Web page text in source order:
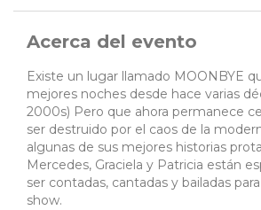
Acerca del evento
Existe un lugar llamado MOONBYE
mejores noches desde hace varias
2000s) Pero que ahora permanece
ser destruido por el caos de la
algunas de sus mejores historias
Mercedes, Graciela y Patricia están
ser contadas, cantadas y bailadas
show.